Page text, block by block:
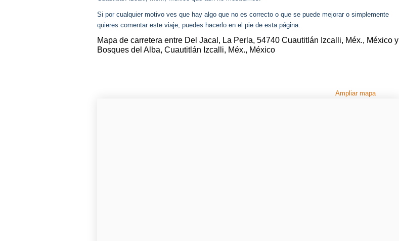
Si por cualquier motivo ves que hay algo que no es correcto o que se puede mejorar o simplemente
quieres comentar este viaje, puedes hacerlo en el pie de esta página.
Mapa de carretera entre Del Jacal, La Perla, 54740 Cuautitlán Izcalli, Méx., México y
Bosques del Alba, Cuautitlán Izcalli, Méx., México
Ampliar mapa